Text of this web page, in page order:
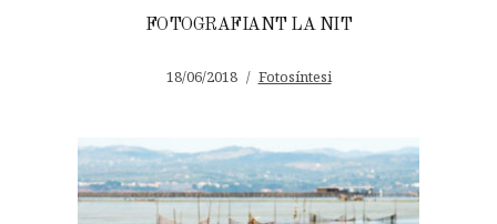
FOTOGRAFIANT LA NIT
18/06/2018 Fotosíntesi